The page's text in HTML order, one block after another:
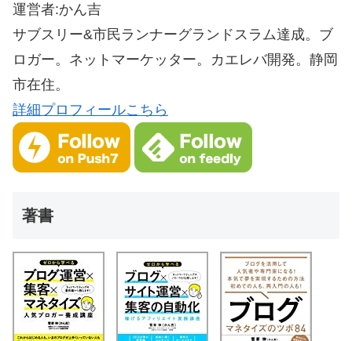
運営者:かん吉
サブスリー&市民ランナーグランドスラム達成。ブ
ロガー。ネットマーケッター。カエレバ開発。静岡
市在住。
詳細プロフィールこちら
著書